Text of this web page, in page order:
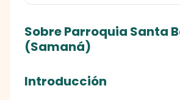
Sobre Parroquia Santa
(Samaná)
Introducción